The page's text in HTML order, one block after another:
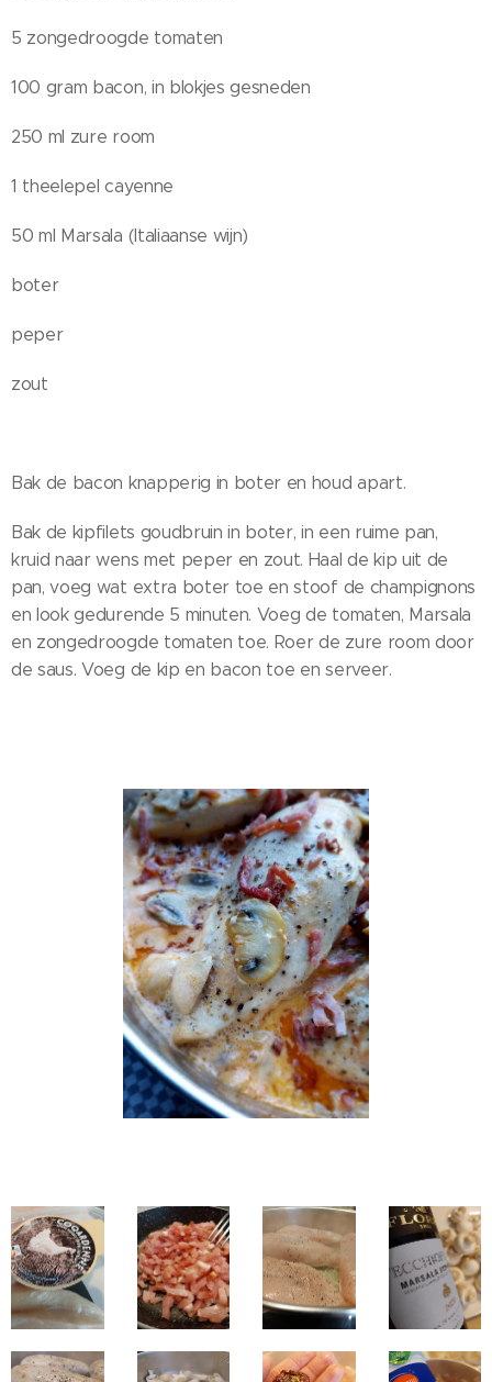
5 zongedroogde tomaten
100 gram bacon, in blokjes gesneden
250 ml zure room
1 theelepel cayenne
50 ml Marsala (Italiaanse wijn)
boter
peper
zout
Bak de bacon knapperig in boter en houd apart.
Bak de kipfilets goudbruin in boter, in een ruime pan,
kruid naar wens met peper en zout. Haal de kip uit de
pan, voeg wat extra boter toe en stoof de champignons
en look gedurende 5 minuten. Voeg de tomaten, Marsala
en zongedroogde tomaten toe. Roer de zure room door
de saus. Voeg de kip en bacon toe en serveer.